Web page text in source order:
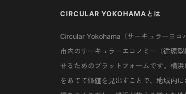
CIRCULAR YOKOHAMAとは
Circular Yokohama（サーキュラーヨコ
市内のサーキュラーエコノミー（循環型
せるためのプラットフォームです。横
をあてて価値を見出すことで、地域内